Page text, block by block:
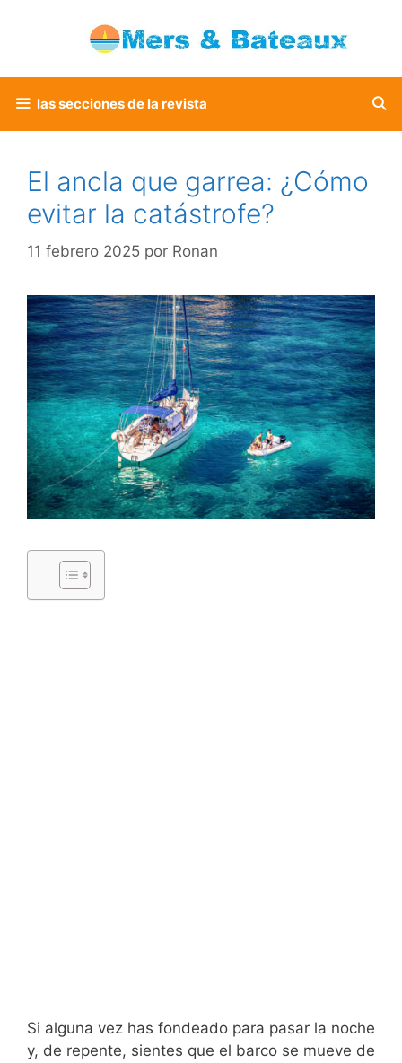
las secciones de la revista
El ancla que garrea: ¿Cómo
evitar la catástrofe?
11 febrero 2025 por Ronan
Si alguna vez has fondeado para pasar la noche
y, de repente, sientes que el barco se mueve de